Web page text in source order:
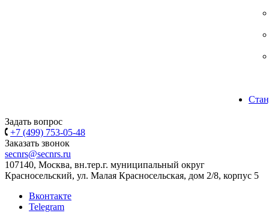
Задать вопрос
+7 (499) 753-05-48
Заказать звонок
secnrs@secnrs.ru
107140, Москва, вн.тер.г. муниципальный округ
Красносельский, ул. Малая Красносельская, дом 2/8, корпус 5
Вконтакте
Telegram